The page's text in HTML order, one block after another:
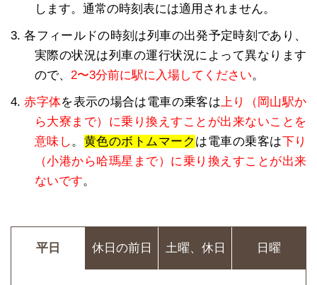
します。通常の時刻表には適用されません。
3. 各フィールドの時刻は列車の出発予定時刻であり、
実際の状況は列車の運行状況によって異なります
ので、 2〜3分前に駅に入場してください。
4.赤字体を表示の場合は電車の乗客は上り（岡山駅か
ら大寮まで）に乗り換えすことが出来ないことを
意味し。 黄色のボトムマーク は電車の乗客は下り
（小港から哈瑪星まで）に乗り換えすことが出来
ないです。
平日 休日の前日 土曜、休日 日曜